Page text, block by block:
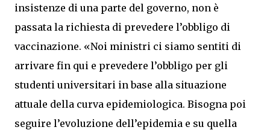
insistenze di una parte del governo, non è
passata la richiesta di prevedere l’obbligo di
vaccinazione. «Noi ministri ci siamo sentiti di
arrivare fin qui e prevedere l’obbligo per gli
studenti universitari in base alla situazione
attuale della curva epidemiologica. Bisogna poi
seguire l’evoluzione dell’epidemia e su quella